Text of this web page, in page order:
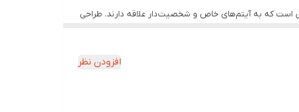
است که به آیتم‌های خاص و شخصیت‌دار علاقه دارند. طراحی
افزودن نظر